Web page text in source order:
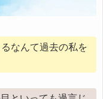
なんて過去の私を